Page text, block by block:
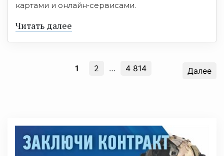
картами и онлайн‑сервисами.
Читать далее
1 2 … 4 814 Далее